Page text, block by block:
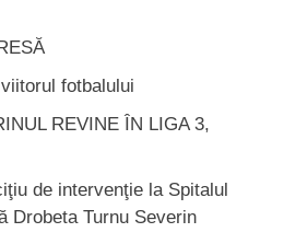
fotbalului
REVINE ÎN LIGA 3,
de intervenţie la Spitalul
Drobeta Turnu Severin